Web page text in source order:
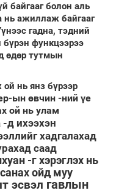
байгааг болон аль
нь ажиллаж байгааг
гадна, тэдний
бүрэн функцээрээ
өдөр тутмын
ой нь янз бүрээр
ын өвчин-ний үе
ой нь улам
-д ихээхэн
хадгалахад
саад
-г хэрэглэх нь
ойд муу
эсвэл гавлын